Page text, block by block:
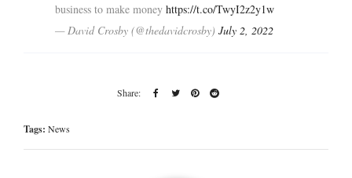
business to make money https://t.co/TwyI2z2y1w
— David Crosby (@thedavidcrosby) July 2, 2022
Tags: News